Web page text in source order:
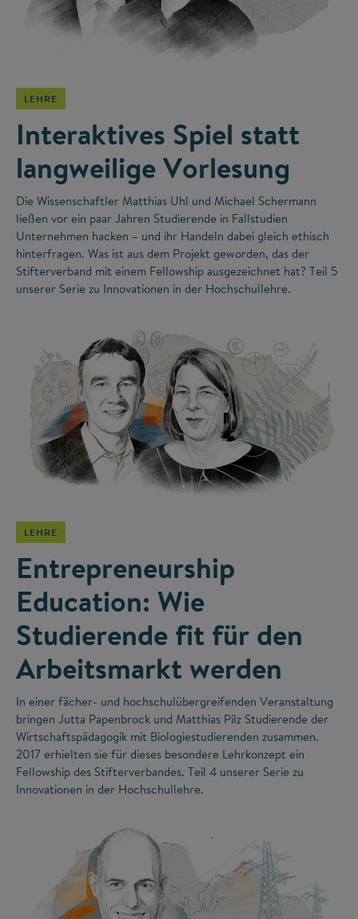
LEHRE
Interaktives Spiel statt
langweilige Vorlesung
Die Wissenschaftler Matthias Uhl und Michael Schermann
ließen vor ein paar Jahren Studierende in Fallstudien
Unternehmen hacken – und ihr Handeln dabei gleich ethisch
hinterfragen. Was ist aus dem Projekt geworden, das der
Stifterverband mit einem Fellowship ausgezeichnet hat? Teil 5
unserer Serie zu Innovationen in der Hochschullehre.
LEHRE
Entrepreneurship
Education: Wie
Studierende fit für den
Arbeitsmarkt werden
In einer fächer- und hochschulübergreifenden Veranstaltung
bringen Jutta Papenbrock und Matthias Pilz Studierende der
Wirtschaftspädagogik mit Biologiestudierenden zusammen.
2017 erhielten sie für dieses besondere Lehrkonzept ein
Fellowship des Stifterverbandes. Teil 4 unserer Serie zu
Innovationen in der Hochschullehre.